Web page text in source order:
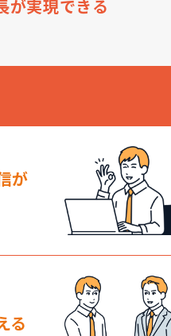
が実現できる
が
る